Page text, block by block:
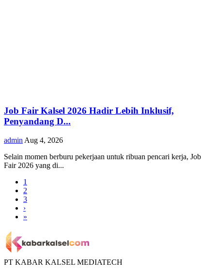
Job Fair Kalsel 2026 Hadir Lebih Inklusif,
Penyandang D...
admin Aug 4, 2026
Selain momen berburu pekerjaan untuk ribuan pencari kerja, Job
Fair 2026 yang di...
1
2
3
›
»
PT KABAR KALSEL MEDIATECH